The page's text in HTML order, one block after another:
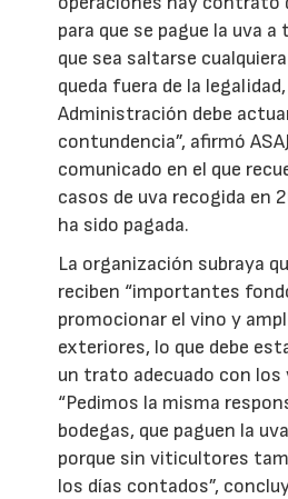
para que se pague la uva
que sea saltarse
queda fuera de la
Administración debe
contundencia”, afirmó
comunicado en el que
casos de uva recogida en
ha sido pagada.
La organización subraya
reciben “importantes
promocionar el vino y
exteriores, lo que debe
un trato adecuado con
“Pedimos la misma
bodegas, que paguen la
porque sin viticultores
los días contados”,